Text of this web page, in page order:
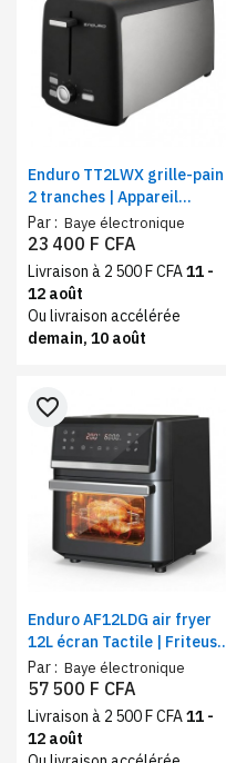
Enduro TT2LWX grille-pain
2 tranches | Appareil
pratique 1400 W,
brunissage 7 niveaux
Par : Baye électronique
23 400 F CFA
Livraison à 2 500 F CFA11 -
12 août
Ou livraison accélérée
demain, 10 août
Enduro AF12LDG air fryer
12L écran Tactile | Friteuse
à air 12 programmes, 1800
W
Par : Baye électronique
favorite_border
57 500 F CFA
Livraison à 2 500 F CFA11 -
12 août